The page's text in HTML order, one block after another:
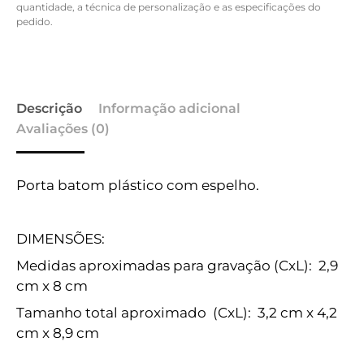
quantidade, a técnica de personalização e as especificações do
pedido.
Descrição
Informação adicional
Avaliações (0)
Porta batom plástico com espelho.
DIMENSÕES:
Medidas aproximadas para gravação (CxL): 2,9
cm x 8 cm
Tamanho total aproximado (CxL): 3,2 cm x 4,2
cm x 8,9 cm